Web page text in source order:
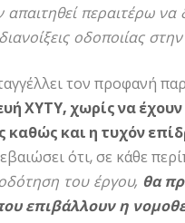
περαιτέρω να
οδοποιίας
τον προφανή
ΧΥΤΥ, χωρίς να έχουν
και η τυχόν
ότι, σε κάθε
του έργου, θα
επιβάλλουν η